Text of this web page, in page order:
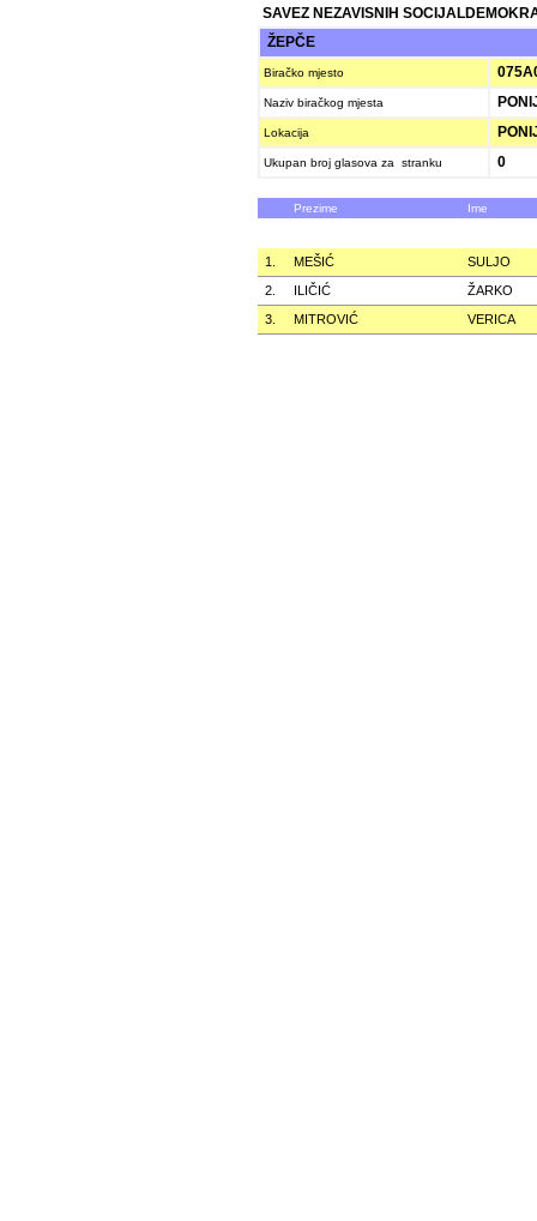
SAVEZ NEZAVISNIH
ŽEPČE
Biračko mjesto
Naziv biračkog mjesta
Lokacija
Ukupan broj glasova za stranku 0
Prezime Ime
1. MEŠIĆ
SULJO
2.
ILIČIĆ
ŽARKO
3.
MITROVIĆ VERICA